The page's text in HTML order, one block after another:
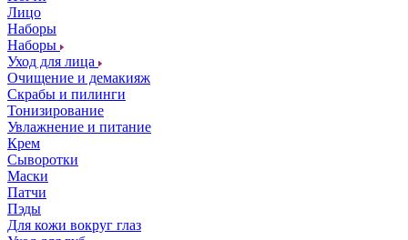
Лицо
Наборы
Наборы
Уход для лица
Очищение и демакияж
Скрабы и пилинги
Тонизирование
Увлажнение и питание
Крем
Сыворотки
Маски
Патчи
Пэды
Для кожи вокруг глаз